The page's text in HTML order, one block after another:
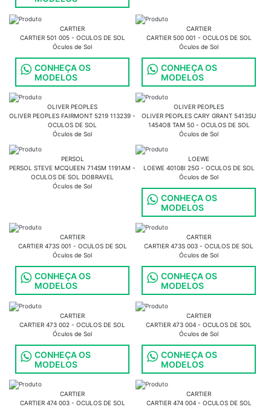
CARTIER
CARTIER 501 005 - OCULOS DE SOL
Óculos de Sol
CONHEÇA OS
MODELOS
CARTIER
CARTIER 500 001 - OCULOS DE SOL
Óculos de Sol
CONHEÇA OS
MODELOS
OLIVER PEOPLES
OLIVER PEOPLES FAIRMONT 5219 113239 -
OCULOS DE SOL
Óculos de Sol
OLIVER PEOPLES
OLIVER PEOPLES CARY GRANT 5413SU
1454O8 TAM 50 - OCULOS DE SOL
Óculos de Sol
PERSOL
PERSOL STEVE MCQUEEN 714SM 1191AM -
OCULOS DE SOL DOBRAVEL
Óculos de Sol
LOEWE
LOEWE 40108I 25G - OCULOS DE SOL
Óculos de Sol
CONHEÇA OS
MODELOS
CARTIER
CARTIER 473S 001 - OCULOS DE SOL
Óculos de Sol
CONHEÇA OS
MODELOS
CARTIER
CARTIER 473S 003 - OCULOS DE SOL
Óculos de Sol
CONHEÇA OS
MODELOS
CARTIER
CARTIER 473 002 - OCULOS DE SOL
Óculos de Sol
CONHEÇA OS
MODELOS
CARTIER
CARTIER 473 004 - OCULOS DE SOL
Óculos de Sol
CONHEÇA OS
MODELOS
CARTIER
CARTIER 474 003 - OCULOS DE SOL
CARTIER
CARTIER 474 004 - OCULOS DE SOL